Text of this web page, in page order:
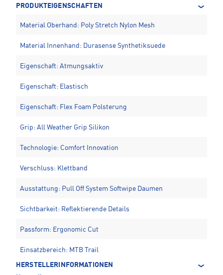
PRODUKTEIGENSCHAFTEN
Material Oberhand: Poly Stretch Nylon Mesh
Material Innenhand: Durasense Synthetiksuede
Eigenschaft: Atmungsaktiv
Eigenschaft: Elastisch
Eigenschaft: Flex Foam Polsterung
Grip: All Weather Grip Silikon
Technologie: Comfort Innovation
Verschluss: Klettband
Ausstattung: Pull Off System Softwipe Daumen
Sichtbarkeit: Reflektierende Details
Passform: Ergonomic Cut
Einsatzbereich: MTB Trail
HERSTELLERINFORMATIONEN